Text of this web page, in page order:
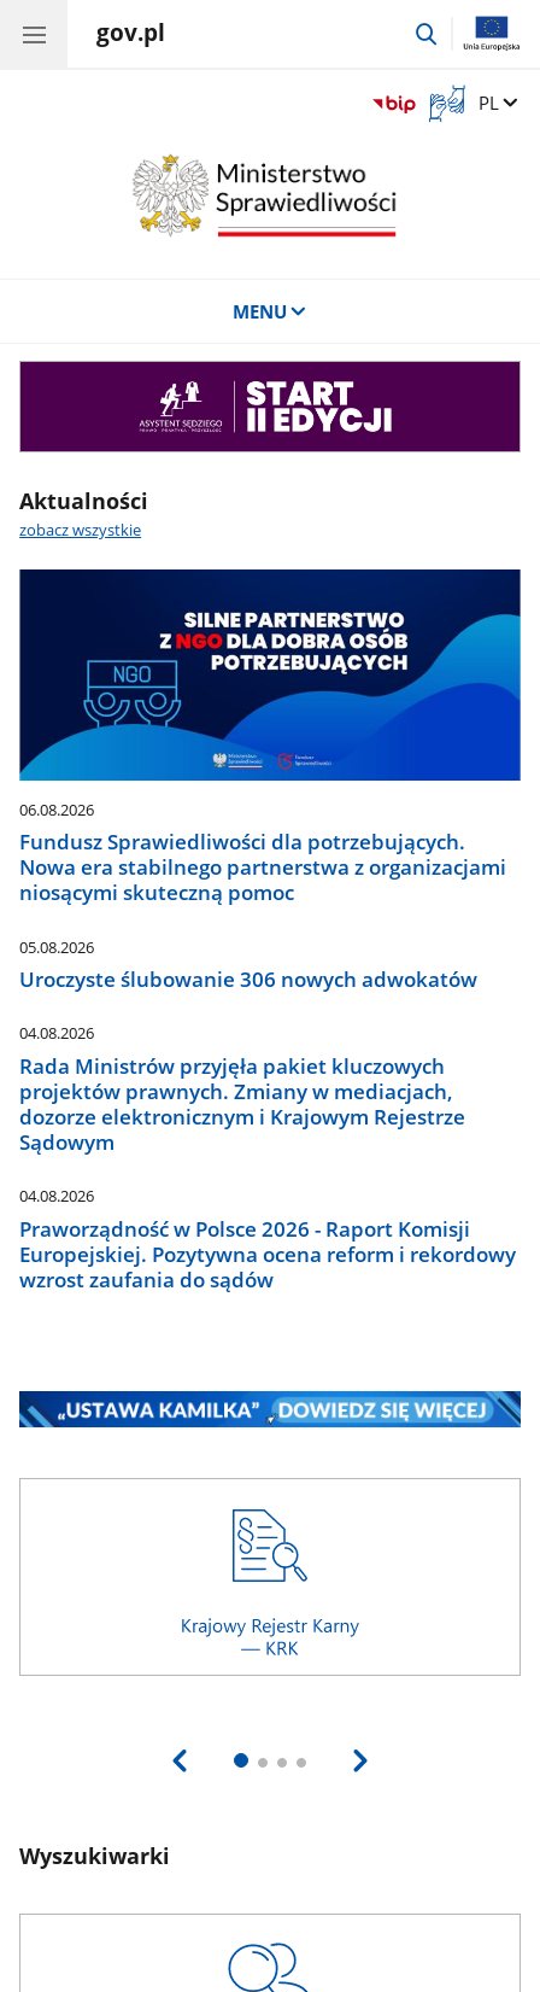
gov.pl
przejdź
Otwórz
okno
Zmień
PL
MENU
Aktualności
zobacz wszystkie
06.08.2026
Fundusz Sprawiedliwości dla potrzebujących.
Nowa era stabilnego partnerstwa z organizacjami
niosącymi skuteczną pomoc
05.08.2026
Uroczyste ślubowanie 306 nowych adwokatów
04.08.2026
Rada Ministrów przyjęła pakiet kluczowych
projektów prawnych. Zmiany w mediacjach,
dozorze elektronicznym i Krajowym Rejestrze
Sądowym
04.08.2026
Praworządność w Polsce 2026 - Raport Komisji
Europejskiej. Pozytywna ocena reform i rekordowy
wzrost zaufania do sądów
Wyszukiwarki